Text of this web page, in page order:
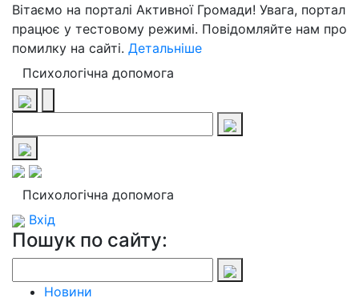
Вітаємо на порталі Активної Громади! Увага, портал
працює у тестовому режимі. Повідомляйте нам про
помилку на сайті. Детальніше
Психологічна допомога
Психологічна допомога
Вхід
Пошук по сайту:
Новини